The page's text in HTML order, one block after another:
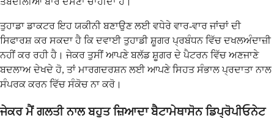
ਤੁਹਾਡਾ ਡਾਕਟਰ ਇਹ ਯਕੀਨੀ ਬਣਾਉਣ ਲਈ ਵਧੇਰੇ ਵਾਰ-ਵਾਰ ਜਾਂਚਾਂ ਦੀ
ਸਿਫਾਰਸ਼ ਕਰ ਸਕਦਾ ਹੈ ਕਿ ਦਵਾਈ ਤੁਹਾਡੀ ਸ਼ੂਗਰ ਪ੍ਰਬੰਧਨ ਵਿੱਚ ਦਖਲਅੰਦਾਜ਼ੀ
ਨਹੀਂ ਕਰ ਰਹੀ ਹੈ। ਜੇਕਰ ਤੁਸੀਂ ਆਪਣੇ ਬਲੱਡ ਸ਼ੂਗਰ ਦੇ ਪੈਟਰਨ ਵਿੱਚ ਅਣਜਾਣੇ
ਬਦਲਾਅ ਦੇਖਦੇ ਹੋ, ਤਾਂ ਮਾਰਗਦਰਸ਼ਨ ਲਈ ਆਪਣੇ ਸਿਹਤ ਸੰਭਾਲ ਪ੍ਰਦਾਤਾ ਨਾਲ
ਸੰਪਰਕ ਕਰਨ ਵਿੱਚ ਸੰਕੋਚ ਨਾ ਕਰੋ।
ਜੇਕਰ ਮੈਂ ਗਲਤੀ ਨਾਲ ਬਹੁਤ ਜ਼ਿਆਦਾ ਬੈਟਾਮੇਥਾਸੋਨ ਡਿਪ੍ਰੋਪੀਓਨੇਟ